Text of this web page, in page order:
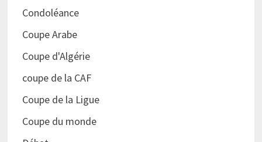
Condoléance
Coupe Arabe
Coupe d'Algérie
coupe de la CAF
Coupe de la Ligue
Coupe du monde